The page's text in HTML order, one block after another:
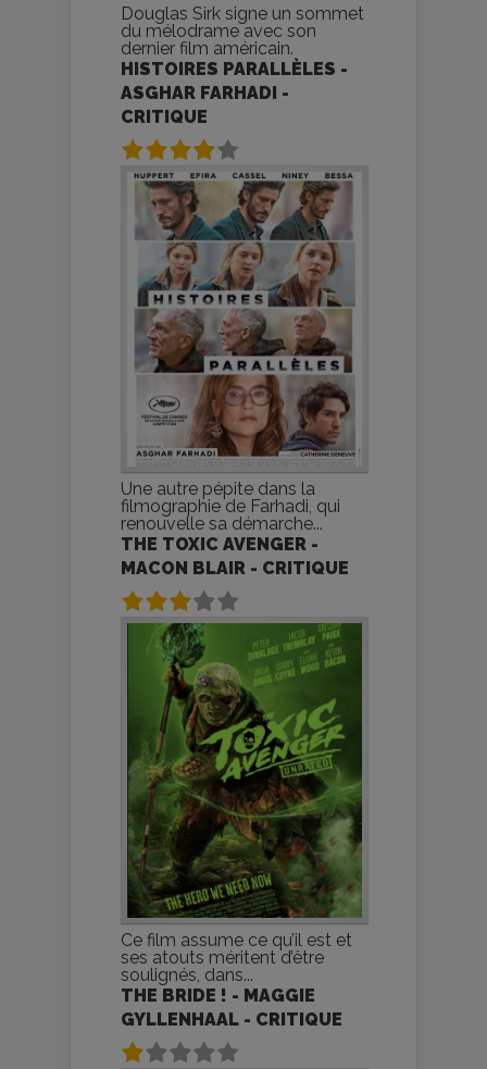
Douglas Sirk signe un sommet
du mélodrame avec son
dernier film américain.
HISTOIRES PARALLÈLES -
ASGHAR FARHADI -
CRITIQUE
Une autre pépite dans la
filmographie de Farhadi, qui
renouvelle sa démarche...
THE TOXIC AVENGER -
MACON BLAIR - CRITIQUE
Ce film assume ce qu’il est et
ses atouts méritent d’être
soulignés, dans...
THE BRIDE ! - MAGGIE
GYLLENHAAL - CRITIQUE